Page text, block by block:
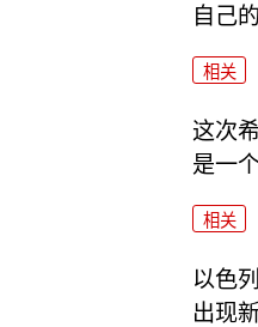
自己
相关
这次
是一
相关
以色
出现